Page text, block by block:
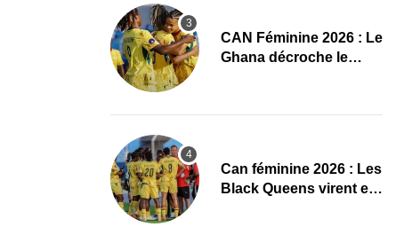
CAN Féminine 2026 : Le
Ghana décroche le
bien
‎Can féminine 2026 : Les
Black Queens virent en